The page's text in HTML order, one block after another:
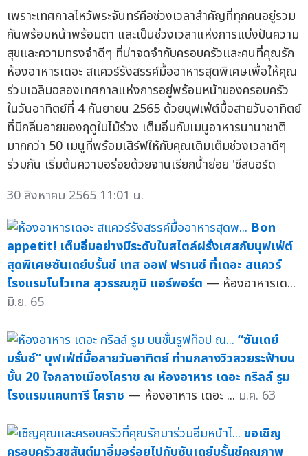
เพราะเทศกาลไหว้พระจันทร์คือช่วงเวลาสำคัญที่ทุกคนอยู่รวม
กันพร้อมหน้าพร้อมตา และเป็นช่วงเวลาแห่งการแบ่งปันความ
สุขและความทรงจำดีๆ ที่น่าจดจำกับครอบครัวและคนที่คุณรัก
ห้องอาหารเดอะ สแควร์รังสรรค์มื้ออาหารสุดพิเศษเพื่อให้คุณ
ร่วมเฉลิมฉลองเทศกาลแห่งการอยู่พร้อมหน้าของครอบครัว
ในวันอาทิตย์ที่ 4 กันยายน 2565 ด้วยบุฟเฟ่ต์มื้อสายวันอาทิตย์
ที่มีกลิ่นอายของฤดูใบไม้ร่วง เต็มอิ่มกับเมนูอาหารนานาชาติ
มากกว่า 50 เมนูที่พร้อมเสิร์ฟให้กับคุณเติมเต็มช่วงเวลาดีๆ
ร่วมกัน เริ่มต้นความอร่อยด้วยจานเรียกน้ำย่อย 'ชีสบอร์ด
30 สิงหาคม 2565 11:01 น.
Bon
appetit! เต็มอิ่มอย่างมีระดับในสไตล์ฝรั่งเศสกับบุฟเฟ่ต์
สุดพิเศษซันเดย์บรั้นช์ เทส ออฟ ฟรานซ์ ที่เดอะ สแควร์
โรงแรมโนโวเทล สุวรรณภูมิ แอร์พอร์ต — ห้องอาหารเด...
มิ.ย. 65
“ซันเดย์
บรั้นช์” บุฟเฟ่ต์มื้อสายวันอาทิตย์ ท่ามกลางวิวสวยระฟ้าบน
ชั้น 20 ใจกลางเมืองโคราช ณ ห้องอาหาร เดอะ กริลล์ รูม
โรงแรมแคนทารี โคราช — ห้องอาหาร เดอะ ... ม.ค. 63
ขอเชิญ
ครอบครัวสุขสันต์มาอิ่มอร่อยไปกับซันเดย์บรั้นช์คุณภาพ